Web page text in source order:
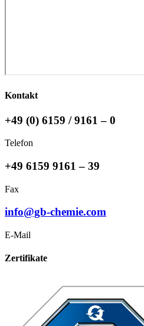
Kontakt
+49 (0) 6159 / 9161 – 0
Telefon
+49 6159 9161 – 39
Fax
info@gb-chemie.com
E-Mail
Zertifikate